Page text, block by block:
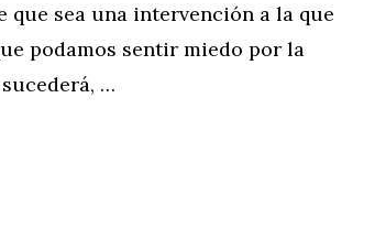
sea una intervención a la que
podamos sentir miedo por la
…